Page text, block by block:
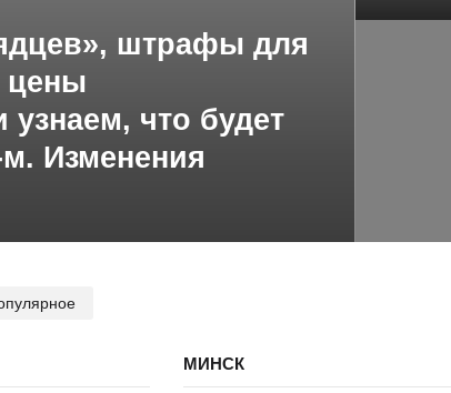
штрафы для
цены
узнаем, что будет
Изменения
МИНСК